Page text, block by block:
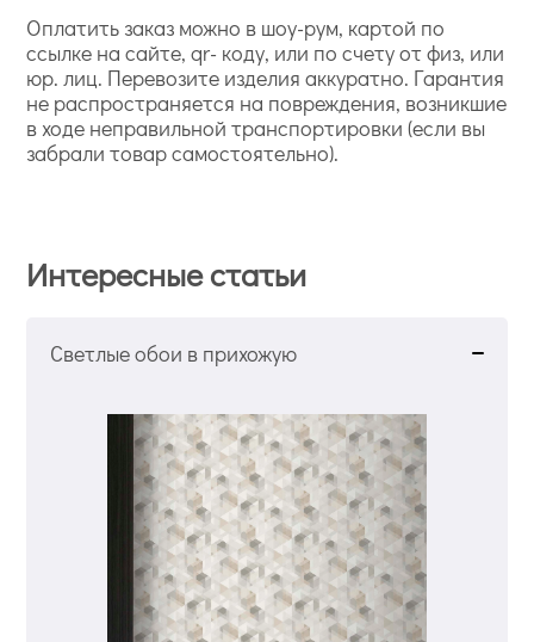
Оплатить заказ можно в шоу-рум, картой по
ссылке на сайте, qr- коду, или по счету от физ, или
юр. лиц. Перевозите изделия аккуратно. Гарантия
не распространяется на повреждения, возникшие
в ходе неправильной транспортировки (если вы
забрали товар самостоятельно).
Интересные статьи
Светлые обои в прихожую